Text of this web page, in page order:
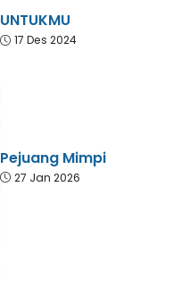
UNTUKMU
17 Des 2024
Pejuang Mimpi
27 Jan 2026